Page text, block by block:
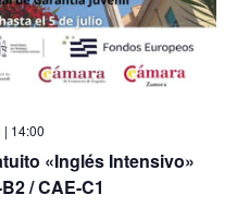
14:00
«Inglés Intensivo»
/ CAE-C1